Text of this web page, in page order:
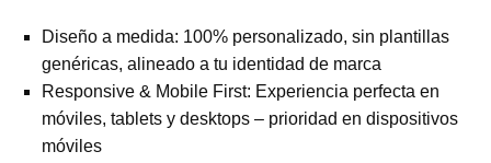
Diseño a medida: 100% personalizado, sin plantillas
genéricas, alineado a tu identidad de marca
Responsive & Mobile First: Experiencia perfecta en
móviles, tablets y desktops – prioridad en dispositivos
móviles